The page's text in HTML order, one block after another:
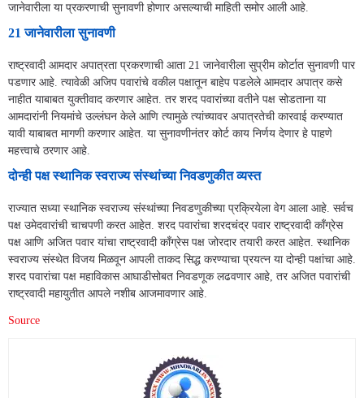
जानेवारीला या प्रकरणाची सुनावणी होणार असल्याची माहिती समोर आली आहे.
21 जानेवारीला सुनावणी
राष्ट्रवादी आमदार अपात्रता प्रकरणाची आता 21 जानेवारीला सुप्रीम कोर्टात सुनावणी पार
पडणार आहे. त्यावेळी अजिप पवारांचे वकील पक्षातून बाहेप पडलेले आमदार अपात्र कसे
नाहीत याबाबत युक्तीवाद करणार आहेत. तर शरद पवारांच्या वतीने पक्ष सोडताना या
आमदारांनी नियमांचे उल्लंघन केले आणि त्यामुळे त्यांच्यावर अपात्रतेची कारवाई करण्यात
यावी याबाबत मागणी करणार आहेत. या सुनावणीनंतर कोर्ट काय निर्णय देणार हे पाहणे
महत्त्वाचे ठरणार आहे.
दोन्ही पक्ष स्थानिक स्वराज्य संस्थांच्या निवडणुकीत व्यस्त
राज्यात सध्या स्थानिक स्वराज्य संस्थांच्या निवडणुकीच्या प्रक्रियेला वेग आला आहे. सर्वच
पक्ष उमेदवारांची चाचपणी करत आहेत. शरद पवारांचा शरदचंद्र पवार राष्ट्रवादी काँग्रेस
पक्ष आणि अजित पवार यांचा राष्ट्रवादी काँग्रेस पक्ष जोरदार तयारी करत आहेत. स्थानिक
स्वराज्य संस्थेत विजय मिळवून आपली ताकद सिद्ध करण्याचा प्रयत्न या दोन्ही पक्षांचा आहे.
शरद पवारांचा पक्ष महाविकास आघाडीसोबत निवडणूक लढवणार आहे, तर अजित पवारांची
राष्ट्रवादी महायुतीत आपले नशीब आजमावणार आहे.
Source